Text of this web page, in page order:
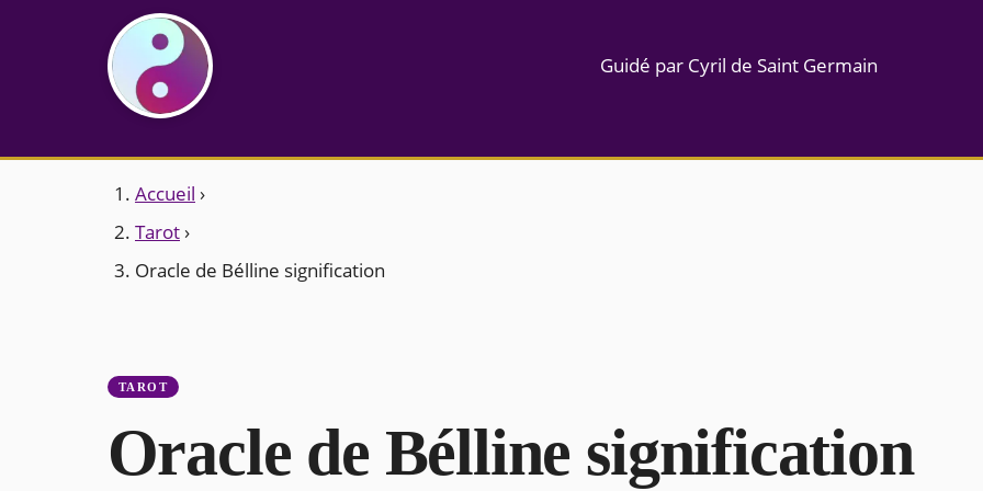
Guidé par Cyril de Saint Germain
Accueil ›
Tarot ›
Oracle de Bélline signification
TAROT
Oracle de Bélline signification